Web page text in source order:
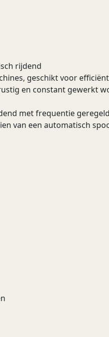
rijdend
geschikt voor
en constant gewerkt
met frequentie
van een automatisch